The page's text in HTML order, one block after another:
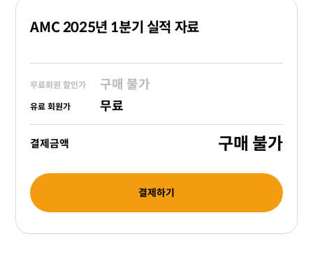
AMC 2025년 1분기 실적 자료
무료회원 할인가 구매 불가
유료 회원가 무료
결제금액 구매 불가
결제하기